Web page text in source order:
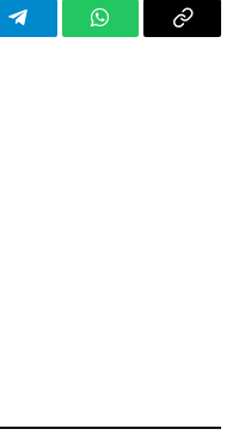
TelegramWhatsAppCopy